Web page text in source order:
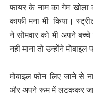
फायर के नाम का गेम
काफी मना भी किया।
ने सोमवार को भी अपने
नहीं माना तो उन्होंने
मोबाइल फोन लिए जाने से
और अपने रूम में लटककर